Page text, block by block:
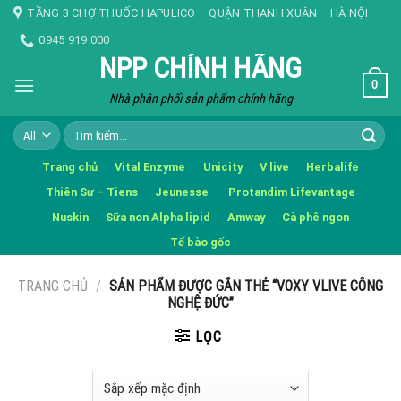
Skip TẦNG 3 CHỢ THUỐC HAPULICO – QUẬN THANH XUÂN – HÀ NỘI
0945 919 000
NPP CHÍNH HÃNG
Nhà phân phối sản phẩm chính hãng
0
Tìm
kiếm:
Trang chủ Vital Enzyme Unicity V live
Herbalife
Thiên Sư – Tiens
Jeunesse
Protandim Lifevantage
Nuskin
Sữa non Alpha lipid Amway
Cà phê ngon
Tế bào gốc
TRANG CHỦ / SẢN PHẨM ĐƯỢC GẮN THẺ “VOXY VLIVE CÔNG
NGHỆ ĐỨC”
LỌC